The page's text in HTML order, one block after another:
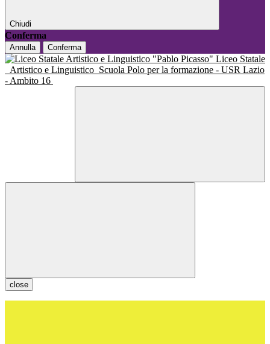
Chiudi
Conferma
Annulla Conferma
Liceo Statale
Artistico e Linguistico Scuola Polo per la formazione - USR Lazio
- Ambito 16
close